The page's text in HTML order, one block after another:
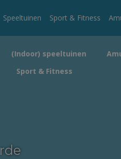
Speeltuinen Sport & Fitness
(Indoor) speeltuinen
Sport & Fitness